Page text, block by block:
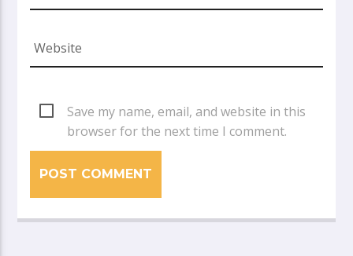
Save my name, email, and website in this
browser for the next time I comment.